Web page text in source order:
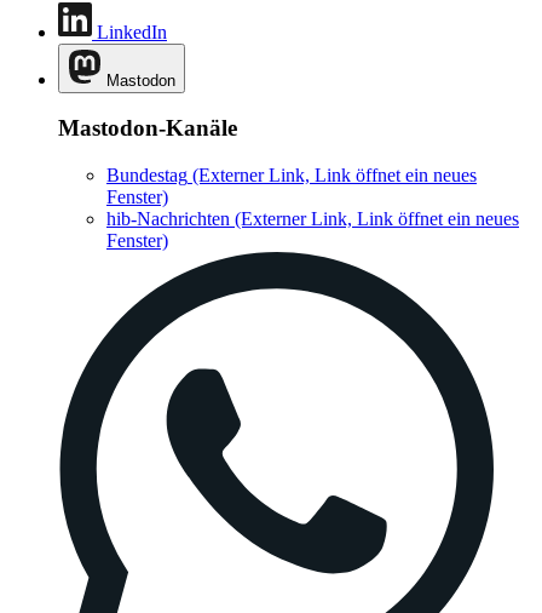
LinkedIn
Mastodon
Mastodon-Kanäle
Bundestag (Externer Link, Link öffnet ein neues
Fenster)
hib-Nachrichten (Externer Link, Link öffnet ein neues
Fenster)